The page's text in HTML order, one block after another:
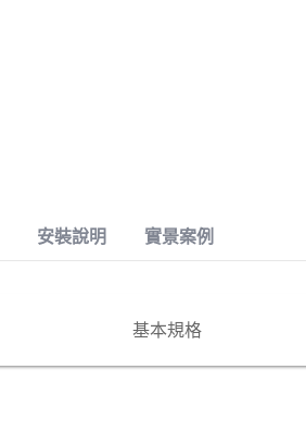
安裝說明 實景案例
基本規格